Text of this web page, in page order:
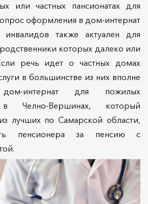
или частных пансионатах для
оформления в дом-интернат
инвалидов также актуален для
которых далеко или
речь идет о частных домах
в большинстве из них вполне
интернат для пожилых
Челно-Вершинах, который
лучших по Самарской области,
пенсионера за пенсию с